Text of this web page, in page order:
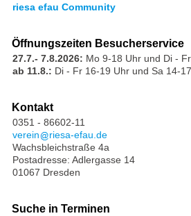
riesa efau Community
Öffnungszeiten Besucherservice
27.7.- 7.8.2026: Mo 9-18 Uhr und Di -
ab 11.8.: Di - Fr 16-19 Uhr und Sa 14-
Kontakt
0351 - 86602-11
verein
riesa-efau.de
Wachsbleichstraße 4a
Postadresse: Adlergasse 14
01067 Dresden
Suche in Terminen